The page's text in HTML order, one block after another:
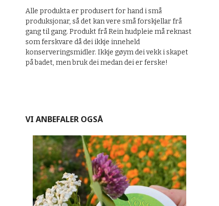
Alle produkta er produsert for hand i små
produksjonar, så det kan vere små forskjellar frå
gang til gang. Produkt frå Rein hudpleie må reknast
som ferskvare då dei ikkje inneheld
konserveringsmidler. Ikkje gøym dei vekk i skapet
på badet, men bruk dei medan dei er ferske!
VI ANBEFALER OGSÅ